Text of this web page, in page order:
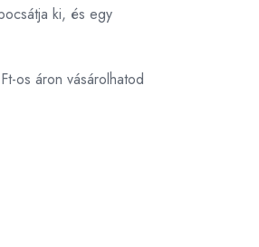
ki, és egy
os áron vásárolhatod